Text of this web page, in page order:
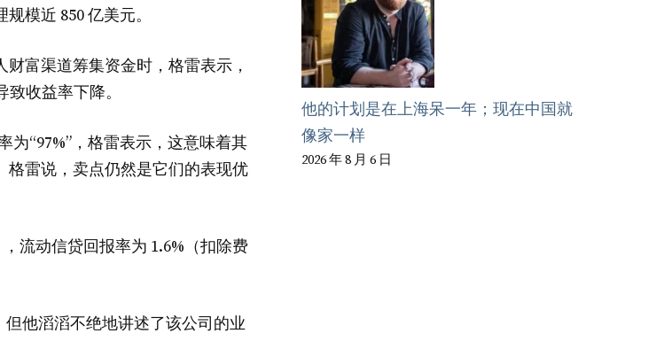
模近 850 亿美元。
富渠道筹集资金时，格雷表示，
收益率下降。
为“97%”，格雷表示，这意味着其
雷说，卖点仍然是它们的表现优
流动信贷回报率为 1.6%（扣除费
他滔滔不绝地讲述了该公司的业
他的计划是在上海呆一年；现在中国就
像家一样
2026 年 8 月 6 日